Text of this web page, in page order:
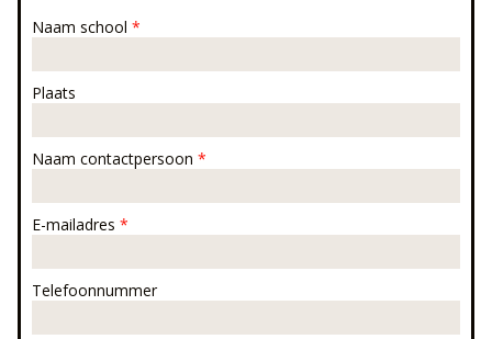
Naam school *
Plaats
Naam contactpersoon *
E-mailadres *
Telefoonnummer